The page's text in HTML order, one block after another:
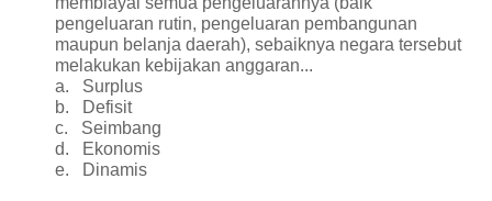
pengeluaran rutin, pengeluaran pembangunan
maupun belanja daerah), sebaiknya negara tersebut
melakukan kebijakan anggaran...
a.
Surplus
b.
Defisit
c.
Seimbang
d.
Ekonomis
e.
Dinamis